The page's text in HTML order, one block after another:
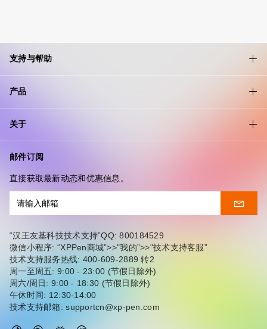
支持与帮助
产品
关于
邮件订阅
直接获取最新动态和优惠信息。
“汉王友基科技技术支持”QQ: 800184529
微信小程序: “XPPen商城”>>"我的”>>"技术支持客服”
技术支持服务热线: 400-609-2889 转2
周一至周五: 9:00 - 23:00 (节假日除外)
周六/周日: 9:00 - 18:30 (节假日除外)
午休时间: 12:30-14:00
技术支持邮箱: supportcn@xp-pen.com